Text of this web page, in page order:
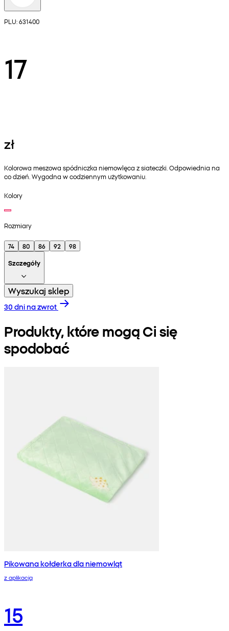
PLU: 631400
17
zł
Kolorowa meszowa spódniczka niemowlęca z siateczki. Odpowiednia na
co dzień. Wygodna w codziennym użytkowaniu.
Kolory
Rozmiary
74 80 86 92
98
Szczegóły
Wyszukaj sklep
30 dni na zwrot
Produkty, które mogą Ci się
spodobać
Pikowana kołderka dla niemowląt
z aplikacją
15